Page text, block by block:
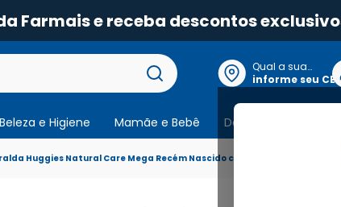
Farmais e receba descontos
Qual a sua
localização?
informe seu CEP
Beleza e Higiene Mamãe e Bebê Dermocosmeticos
Huggies Natural Care Mega Recém Nascido com 34 Unidades